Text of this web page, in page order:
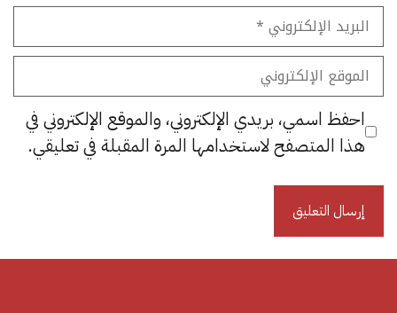
البريد
الإلكتروني
الموقع
الإلكتروني
احفظ اسمي، بريدي الإلكتروني، والموقع الإلكتروني في
هذا المتصفح لاستخدامها المرة المقبلة في تعليقي.